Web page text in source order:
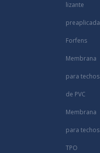
lizante
preaplicada
Forfens
Membrana
para techos
de PVC
Membrana
para techos
TPO